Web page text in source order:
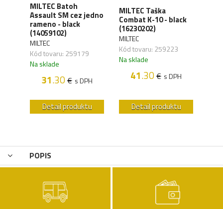
MILTEC Batoh
Assault SM cez jedno
rameno - black
(14059102)
MILTEC
Kód tovaru: 259179
Na sklade
31.30€ s DPH
Detail produktu
MILTEC Taška
Combat K-10 - black
(16230202)
MILTEC
Kód tovaru: 259223
Na sklade
41.30€ s DPH
Detail produktu
POPIS